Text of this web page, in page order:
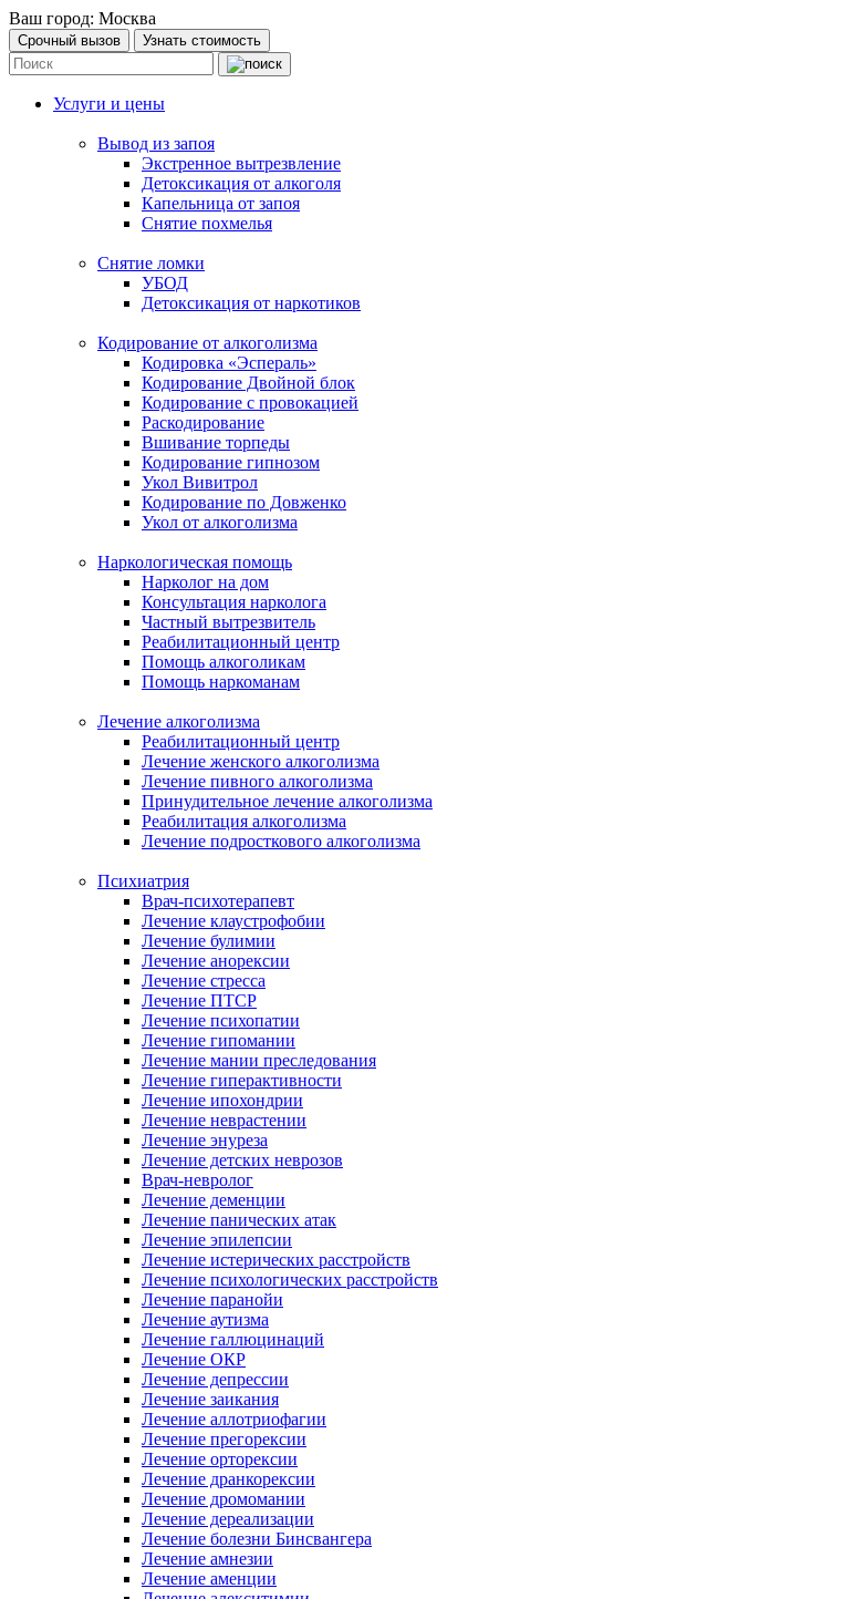
Ваш город: Москва
Срочный вызов Узнать стоимость
Услуги и цены
Вывод из запоя
Экстренное вытрезвление
Детоксикация от алкоголя
Капельница от запоя
Снятие похмелья
Снятие ломки
УБОД
Детоксикация от наркотиков
Кодирование от алкоголизма
Кодировка «Эспераль»
Кодирование Двойной блок
Кодирование с провокацией
Раскодирование
Вшивание торпеды
Кодирование гипнозом
Укол Вивитрол
Кодирование по Довженко
Укол от алкоголизма
Наркологическая помощь
Нарколог на дом
Консультация нарколога
Частный вытрезвитель
Реабилитационный центр
Помощь алкоголикам
Помощь наркоманам
Лечение алкоголизма
Реабилитационный центр
Лечение женского алкоголизма
Лечение пивного алкоголизма
Принудительное лечение алкоголизма
Реабилитация алкоголизма
Лечение подросткового алкоголизма
Психиатрия
Врач-психотерапевт
Лечение клаустрофобии
Лечение булимии
Лечение анорексии
Лечение стресса
Лечение ПТСР
Лечение психопатии
Лечение гипомании
Лечение мании преследования
Лечение гиперактивности
Лечение ипохондрии
Лечение неврастении
Лечение энуреза
Лечение детских неврозов
Врач-невролог
Лечение деменции
Лечение панических атак
Лечение эпилепсии
Лечение истерических расстройств
Лечение психологических расстройств
Лечение паранойи
Лечение аутизма
Лечение галлюцинаций
Лечение ОКР
Лечение депрессии
Лечение заикания
Лечение аллотриофагии
Лечение прегорексии
Лечение орторексии
Лечение дранкорексии
Лечение дромомании
Лечение дереализации
Лечение болезни Бинсвангера
Лечение амнезии
Лечение аменции